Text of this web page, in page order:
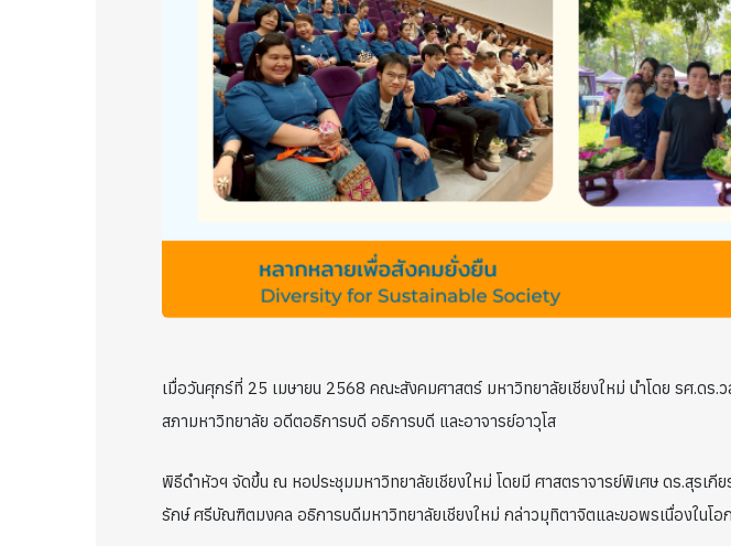
เมื่อวันศุกร์ที่ 25 เมษายน 2568 คณะสังคมศาสตร์ มหาวิทยาลัยเชียงใหม่ นำโดย รศ.
สภามหาวิทยาลัย อดีตอธิการบดี อธิการบดี และอาจารย์อาวุโส
พิธีดำหัวฯ จัดขึ้น ณ หอประชุมมหาวิทยาลัยเชียงใหม่ โดยมี ศาสตราจารย์พิเศษ ดร.สุรเ
รักษ์ ศรีบัณฑิตมงคล อธิการบดีมหาวิทยาลัยเชียงใหม่ กล่าวมุทิตาจิตและขอพรเนื่องในโ